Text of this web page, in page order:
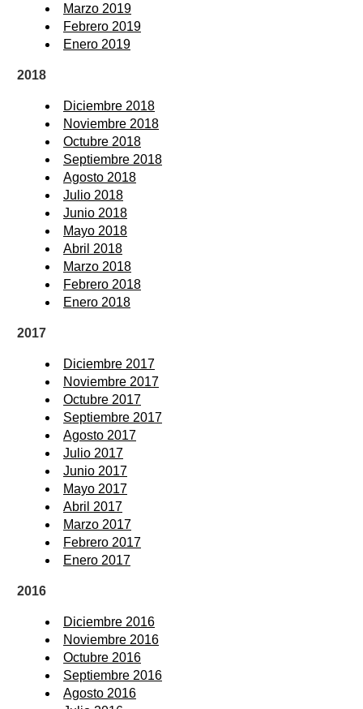
Marzo 2019
Febrero 2019
Enero 2019
2018
Diciembre 2018
Noviembre 2018
Octubre 2018
Septiembre 2018
Agosto 2018
Julio 2018
Junio 2018
Mayo 2018
Abril 2018
Marzo 2018
Febrero 2018
Enero 2018
2017
Diciembre 2017
Noviembre 2017
Octubre 2017
Septiembre 2017
Agosto 2017
Julio 2017
Junio 2017
Mayo 2017
Abril 2017
Marzo 2017
Febrero 2017
Enero 2017
2016
Diciembre 2016
Noviembre 2016
Octubre 2016
Septiembre 2016
Agosto 2016